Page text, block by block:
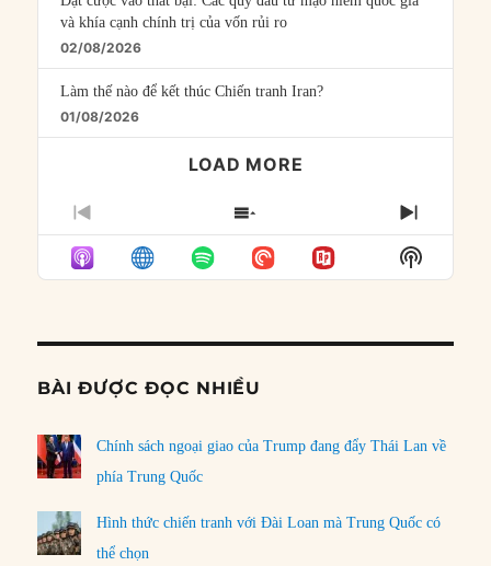
và khía cạnh chính trị của vốn rủi ro
02/08/2026
Làm thế nào để kết thúc Chiến tranh Iran?
01/08/2026
LOAD MORE
PREVIOUS
EPISODE
SHOW
EPISODES
LIST
NEXT
Show
Podcast
BÀI ĐƯỢC ĐỌC NHIỀU
Chính sách ngoại giao của Trump đang đẩy Thái Lan về
phía Trung Quốc
Hình thức chiến tranh với Đài Loan mà Trung Quốc có
thể chọn